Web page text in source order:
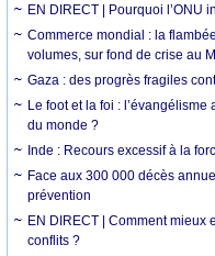
EN DIRECT | Pourquoi l’ONU
Commerce mondial : la
volumes, sur fond de crise au
Gaza : des progrès fragiles
Le foot et la foi :
du monde ?
Inde : Recours excessif à la
Face aux 300 000 décès
prévention
EN DIRECT | Comment mieux
conflits ?